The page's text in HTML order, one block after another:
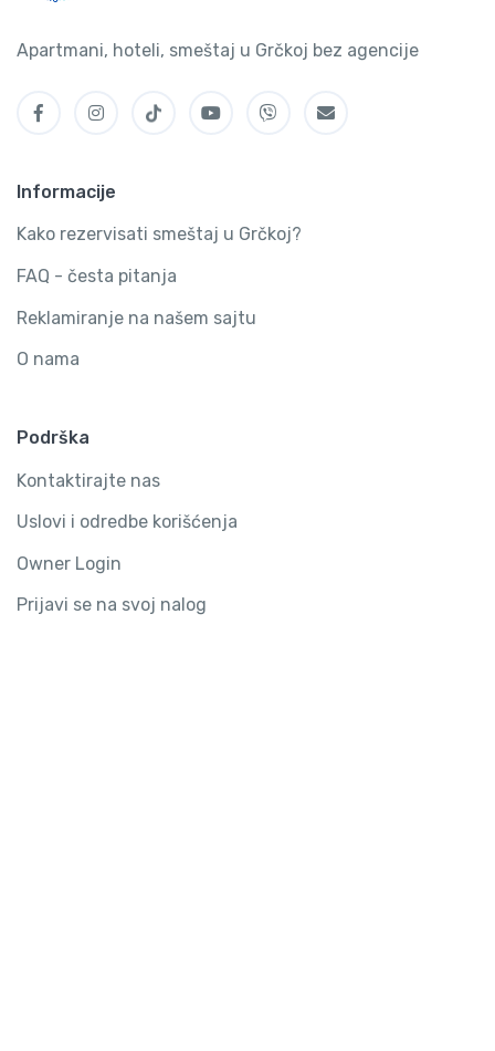
Apartmani, hoteli, smeštaj u Grčkoj bez agencije
Informacije
Kako rezervisati smeštaj u Grčkoj?
FAQ - česta pitanja
Reklamiranje na našem sajtu
O nama
Podrška
Kontaktirajte nas
Uslovi i odredbe korišćenja
Owner Login
Prijavi se na svoj nalog